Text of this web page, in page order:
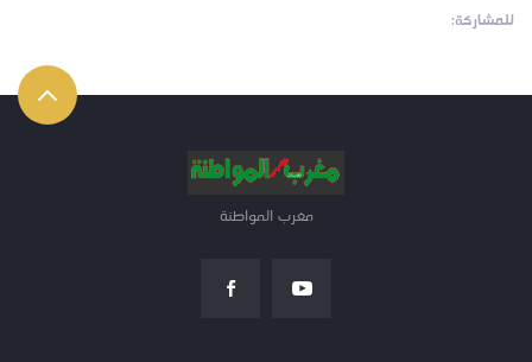
للمشاركة:
مغرب المواطنة